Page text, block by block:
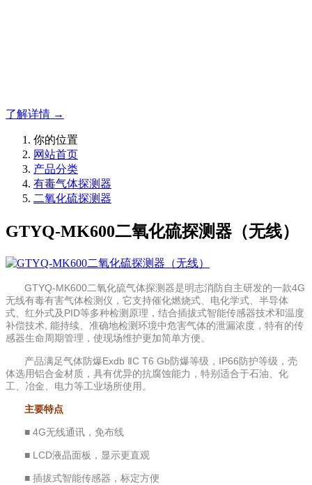
了解详情 →
你的位置
网站首页
产品分类
有毒气体探测器
二氧化硫探测器
GTYQ-MK600二氧化硫探测器（无线）
GTYQ-MK600二氧化硫气体探测器是明志消防自主研发的一款4G
无线有毒有害气体检测仪，它支持催化燃烧式、电化学式、半导体
式、红外式及PID等多种检测原理，结合插拔式智能传感器技术和温度
补偿技术, 能持续、准确地检测环境中危害气体的泄漏浓度，特有的传
感器生命周期管理，使现场维护更加简单方便。
产品满足气体防爆Exdb ⅡC T6 Gb防爆等级，IP66防护等级，壳
体选用铝合金材质，具有优异的抗腐蚀能力，特别适合于石油、化
工、冶金、电力等工业场所使用。
主要特点
■ 4G无线通讯，免布线
■ LCD液晶面板，显示更直观
■ 插拔式智能传感器，标定方便